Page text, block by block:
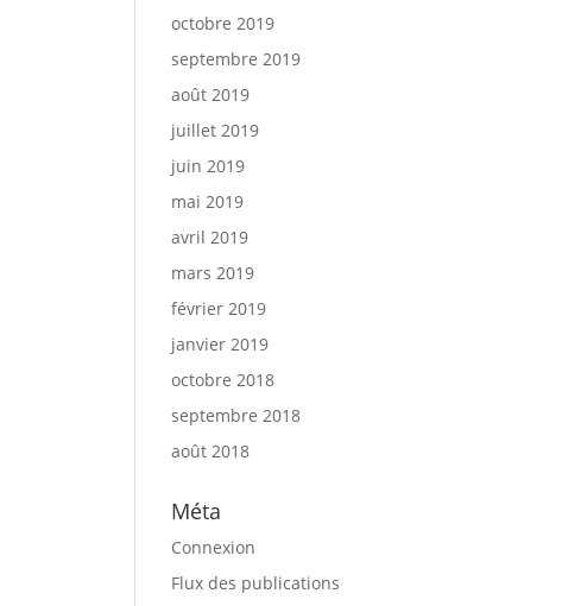
octobre 2019
septembre 2019
août 2019
juillet 2019
juin 2019
mai 2019
avril 2019
mars 2019
février 2019
janvier 2019
octobre 2018
septembre 2018
août 2018
Méta
Connexion
Flux des publications